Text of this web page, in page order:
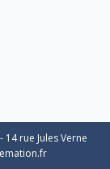
rue Jules Verne